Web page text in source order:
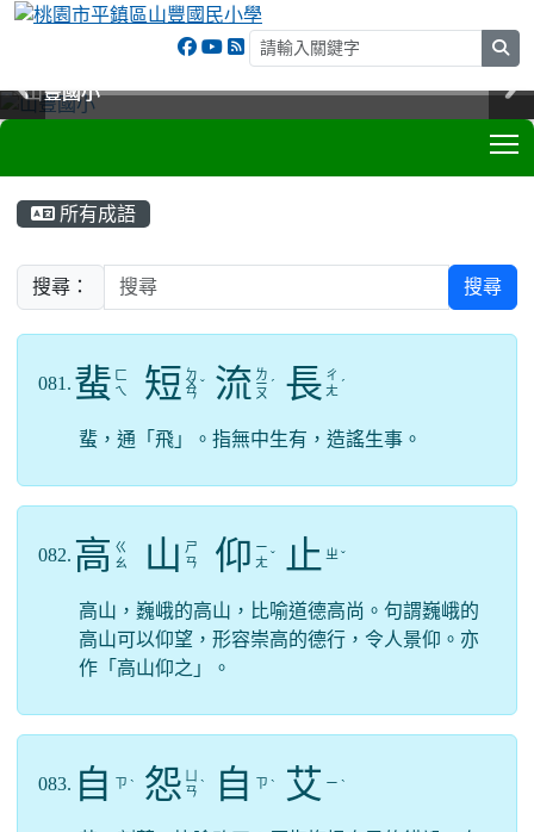
山豐國小
山豐國小
山豐國小
山豐國小
所有成語
搜尋： 搜尋
081. 蜚 ㄈ
ㄟ
短 ㄉ
ㄨ
ㄢ
ˇ 流 ㄌ
ㄧ
ㄡ
ˊ 長 ㄔ
ㄤ ˊ
蜚，通「飛」。指無中生有，造謠生事。
082. 高 ㄍ
ㄠ
山 ㄕ
ㄢ
仰 ㄧ
ㄤ ˇ 止 ㄓ ˇ
高山，巍峨的高山，比喻道德高尚。句謂巍峨的
高山可以仰望，形容崇高的德行，令人景仰。亦
作「高山仰之」。
083. 自 ㄗ ˋ 怨 ㄢ ˋ 自 ㄗ ˋ 艾 ㄧ ˋ